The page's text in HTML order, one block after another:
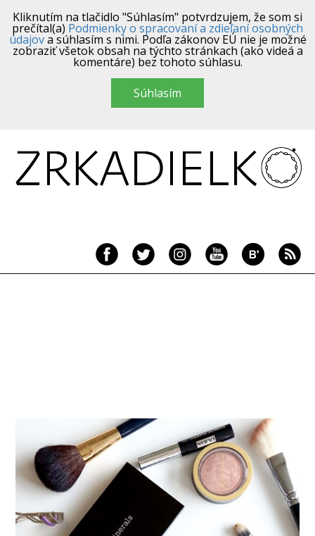
Kliknutím na tlačidlo "Súhlasím" potvrdzujem, že som si
prečítal(a) Podmienky o spracovaní a zdieľaní osobných
údajova súhlasím s nimi. Podľa zákonov EÚ nie je možné
zobraziť všetok obsah na týchto stránkach (ako videá a
komentáre) bez tohoto súhlasu.
Súhlasím